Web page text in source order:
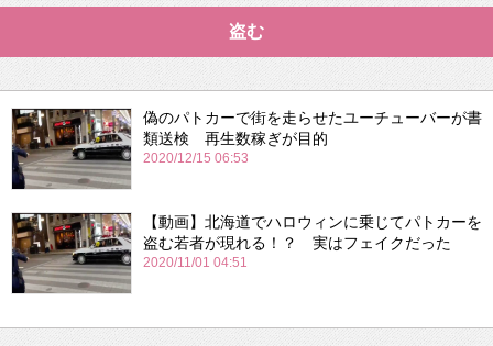
盗む
偽のパトカーで街を走らせたユーチューバーが書
類送検 再生数稼ぎが目的
2020/12/15 06:53
【動画】北海道でハロウィンに乗じてパトカーを
盗む若者が現れる！？ 実はフェイクだった
2020/11/01 04:51